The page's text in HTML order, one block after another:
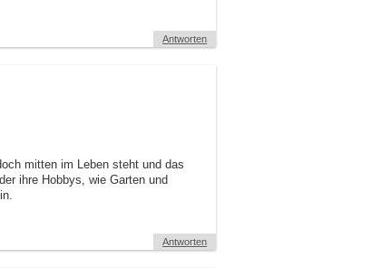
Antworten
mitten im Leben steht und das
ihre Hobbys, wie Garten und
Antworten